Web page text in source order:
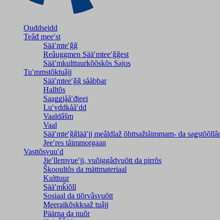
Ouddseidd
Teâđ meeʹst
Sääʹmteʹǧǧ
Reâuggmen Sääʹmteeʹǧǧest
Sääʹmkulttuurkõõskõs Sajos
Tuʹmmstõktuâjj
Sääʹmteeʹǧǧ sååbbar
Halltõs
Saaǥǥjååʹđteei
Luʹvddkååʹdd
Vaaldâšm
Vaal
Sääʹmteʹǧǧlääʹjj meâldlaž õhttsažtåimmam- da
Jeeʹres tåimmorgaan
Vasttõsvuuʹd
Jieʹllemvueʹjj, vuõiggâdvuõtt da pirrõs
Škooultõs da mättmateriaal
Kulttuur
Sääʹmǩiõll
Sosiaal da tiõrvâsvuõtt
Meeraikõskksaž tuâjj
Päärna da nuõr